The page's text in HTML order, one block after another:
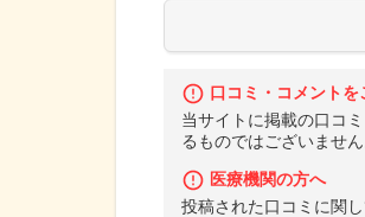
口コミ・コメントを
当サイトに掲載の口コ
るものではございませ
医療機関の方へ
投稿された口コミに関